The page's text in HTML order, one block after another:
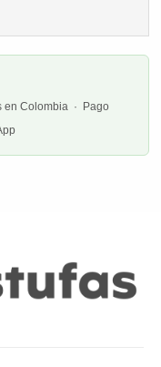
en Colombia · Pago